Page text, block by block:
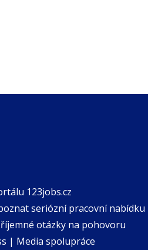
123jobs.cz
seriózní pracovní nabídku
otázky na pohovoru
| Media spolupráce